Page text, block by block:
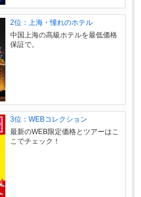
2位：上海・憧れのホテル
中国上海の高級ホテルを最低価格
保証で。
3位：WEBコレクション
最新のWEB限定価格とツアーはこ
こでチェック！